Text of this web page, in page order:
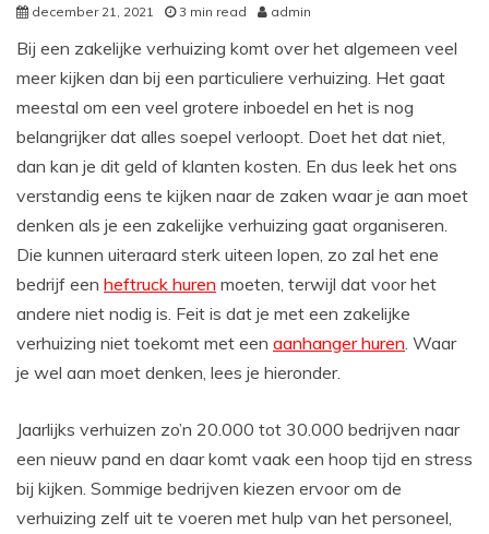
december 21, 2021 3 min read admin
Bij een zakelijke verhuizing komt over het algemeen veel
meer kijken dan bij een particuliere verhuizing. Het gaat
meestal om een veel grotere inboedel en het is nog
belangrijker dat alles soepel verloopt. Doet het dat niet,
dan kan je dit geld of klanten kosten. En dus leek het ons
verstandig eens te kijken naar de zaken waar je aan moet
denken als je een zakelijke verhuizing gaat organiseren.
Die kunnen uiteraard sterk uiteen lopen, zo zal het ene
bedrijf een heftruck huren moeten, terwijl dat voor het
andere niet nodig is. Feit is dat je met een zakelijke
verhuizing niet toekomt met een aanhanger huren . Waar
je wel aan moet denken, lees je hieronder.
Jaarlijks verhuizen zo’n 20.000 tot 30.000 bedrijven naar
een nieuw pand en daar komt vaak een hoop tijd en stress
bij kijken. Sommige bedrijven kiezen ervoor om de
verhuizing zelf uit te voeren met hulp van het personeel,